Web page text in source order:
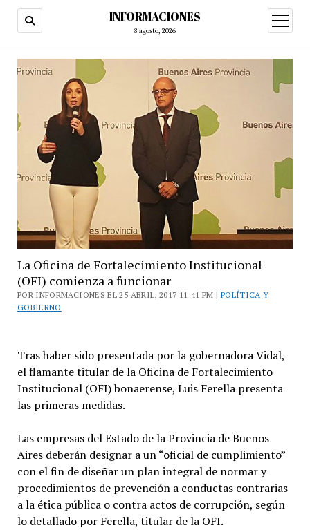
INFORMACIONES
8 agosto, 2026
abrir
menú
La Oficina de Fortalecimiento Institucional
(OFI) comienza a funcionar
POR INFORMACIONES EL 25 ABRIL, 2017 11:41 PM | POLÍTICA Y
GOBIERNO
Tras haber sido presentada por la gobernadora Vidal,
el flamante titular de la Oficina de Fortalecimiento
Institucional (OFI) bonaerense, Luis Ferella presenta
las primeras medidas.
Las empresas del Estado de la Provincia de Buenos
Aires deberán designar a un “oficial de cumplimiento”
con el fin de diseñar un plan integral de normar y
procedimientos de prevención a conductas contrarias
a la ética pública o contra actos de corrupción, según
lo detallado por Ferella, titular de la OFI.